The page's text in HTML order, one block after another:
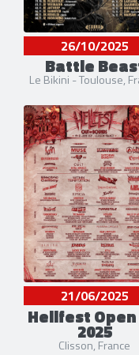
26/10/2025
Battle
Le Bikini - Toulouse,
21/06/2025
Hellfest
2025
Clisson, France